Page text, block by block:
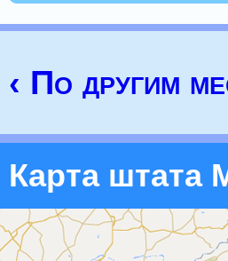
‹ По другим
Карта штата